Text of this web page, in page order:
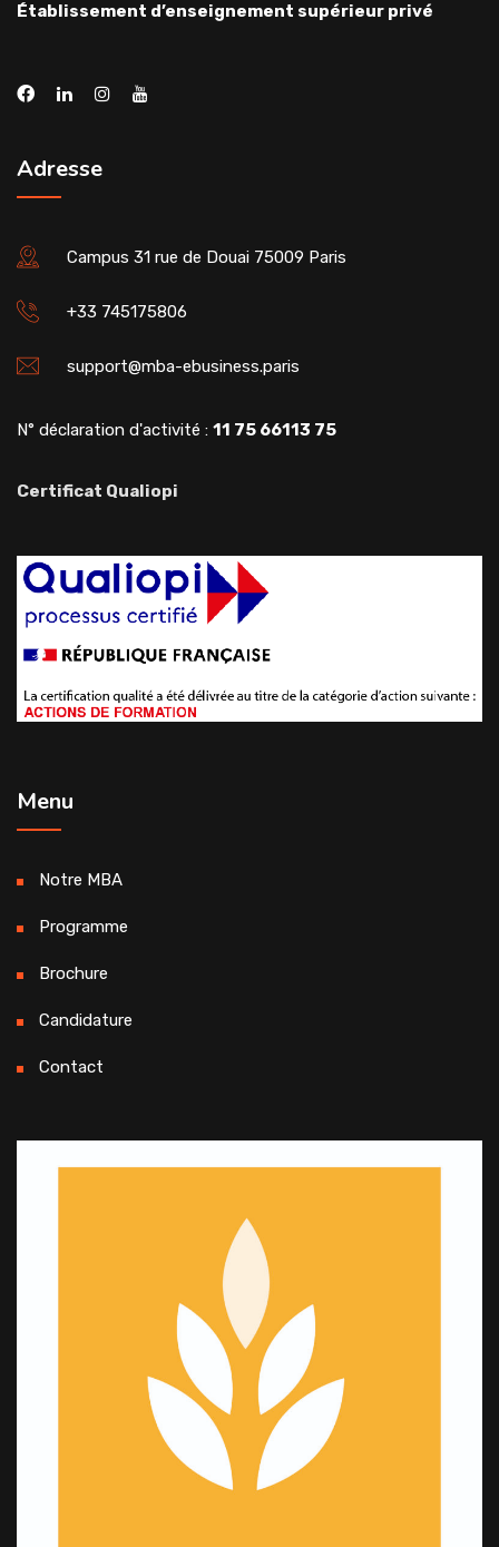
Établissement d’enseignement supérieur privé
Adresse
Campus 31 rue de Douai 75009 Paris
+33 745175806
support@mba-ebusiness.paris
N° déclaration d'activité : 11 75 66113 75
Certificat Qualiopi
Menu
Notre MBA
Programme
Brochure
Candidature
Contact